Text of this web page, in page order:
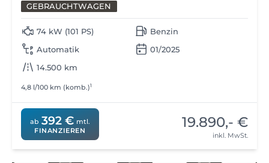
GEBRAUCHTWAGEN
74 kW (101 PS)
Automatik
14.500 km
Benzin
01/2025
4,8 l/100 km (komb.)1
ab 392 € mtl.
FINANZIEREN
19.890,- €
inkl. MwSt.